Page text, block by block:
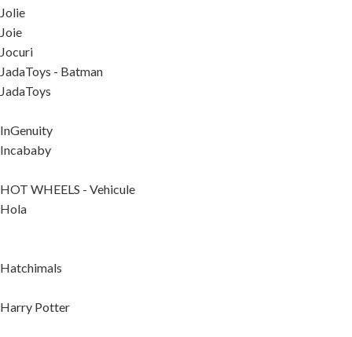
Jolie
Joie
Jocuri
JadaToys - Batman
JadaToys
InGenuity
Incababy
HOT WHEELS - Vehicule
Hola
Hatchimals
Harry Potter